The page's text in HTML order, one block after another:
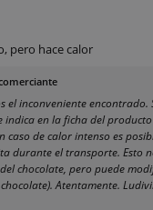
pero hace calor
el inconveniente encontrado.
indica en la ficha del
caso de calor intenso es
durante el transporte. Esto
chocolate, pero puede
Atentamente.